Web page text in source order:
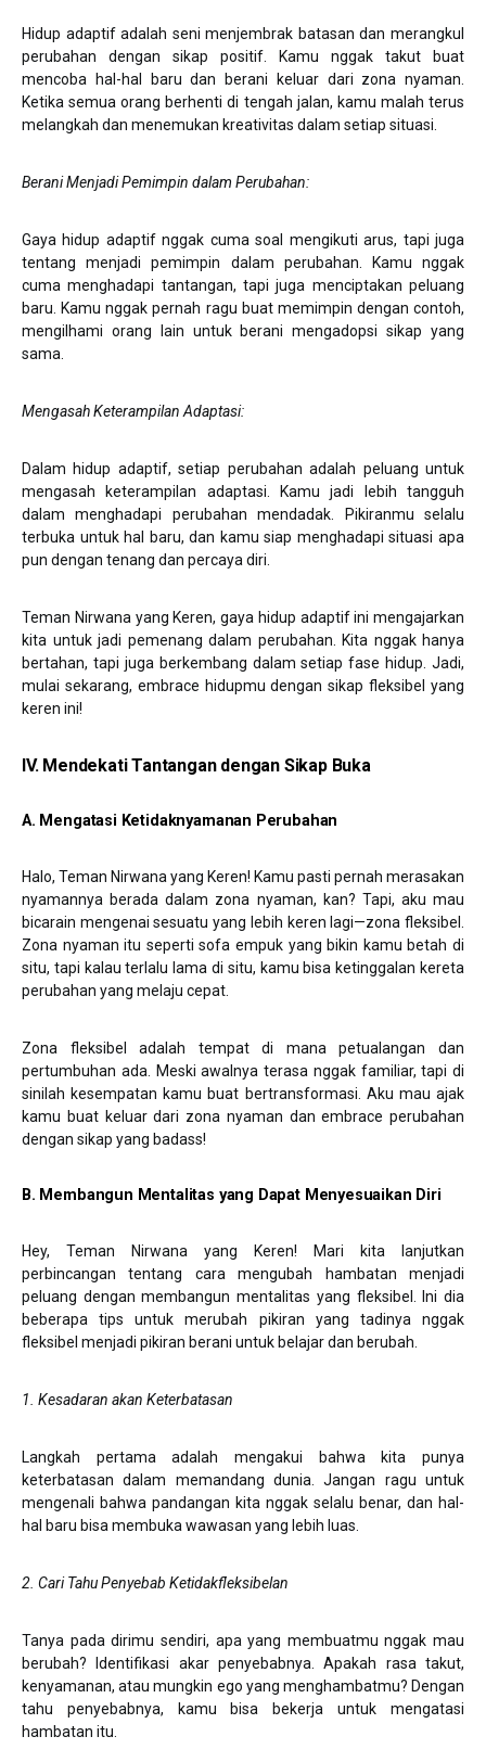
Hidup adaptif adalah seni menjembrak batasan dan merangkul
perubahan dengan sikap positif. Kamu nggak takut buat
mencoba hal-hal baru dan berani keluar dari zona nyaman.
Ketika semua orang berhenti di tengah jalan, kamu malah terus
melangkah dan menemukan kreativitas dalam setiap situasi.
Berani Menjadi Pemimpin dalam Perubahan:
Gaya hidup adaptif nggak cuma soal mengikuti arus, tapi juga
tentang menjadi pemimpin dalam perubahan. Kamu nggak
cuma menghadapi tantangan, tapi juga menciptakan peluang
baru. Kamu nggak pernah ragu buat memimpin dengan contoh,
mengilhami orang lain untuk berani mengadopsi sikap yang
sama.
Mengasah Keterampilan Adaptasi:
Dalam hidup adaptif, setiap perubahan adalah peluang untuk
mengasah keterampilan adaptasi. Kamu jadi lebih tangguh
dalam menghadapi perubahan mendadak. Pikiranmu selalu
terbuka untuk hal baru, dan kamu siap menghadapi situasi apa
pun dengan tenang dan percaya diri.
Teman Nirwana yang Keren, gaya hidup adaptif ini mengajarkan
kita untuk jadi pemenang dalam perubahan. Kita nggak hanya
bertahan, tapi juga berkembang dalam setiap fase hidup. Jadi,
mulai sekarang, embrace hidupmu dengan sikap fleksibel yang
keren ini!
IV. Mendekati Tantangan dengan Sikap Buka
A. Mengatasi Ketidaknyamanan Perubahan
Halo, Teman Nirwana yang Keren! Kamu pasti pernah merasakan
nyamannya berada dalam zona nyaman, kan? Tapi, aku mau
bicarain mengenai sesuatu yang lebih keren lagi—zona fleksibel.
Zona nyaman itu seperti sofa empuk yang bikin kamu betah di
situ, tapi kalau terlalu lama di situ, kamu bisa ketinggalan kereta
perubahan yang melaju cepat.
Zona fleksibel adalah tempat di mana petualangan dan
pertumbuhan ada. Meski awalnya terasa nggak familiar, tapi di
sinilah kesempatan kamu buat bertransformasi. Aku mau ajak
kamu buat keluar dari zona nyaman dan embrace perubahan
dengan sikap yang badass!
B. Membangun Mentalitas yang Dapat Menyesuaikan Diri
Hey, Teman Nirwana yang Keren! Mari kita lanjutkan
perbincangan tentang cara mengubah hambatan menjadi
peluang dengan membangun mentalitas yang fleksibel. Ini dia
beberapa tips untuk merubah pikiran yang tadinya nggak
fleksibel menjadi pikiran berani untuk belajar dan berubah.
1. Kesadaran akan Keterbatasan
Langkah pertama adalah mengakui bahwa kita punya
keterbatasan dalam memandang dunia. Jangan ragu untuk
mengenali bahwa pandangan kita nggak selalu benar, dan hal-
hal baru bisa membuka wawasan yang lebih luas.
2. Cari Tahu Penyebab Ketidakfleksibelan
Tanya pada dirimu sendiri, apa yang membuatmu nggak mau
berubah? Identifikasi akar penyebabnya. Apakah rasa takut,
kenyamanan, atau mungkin ego yang menghambatmu? Dengan
tahu penyebabnya, kamu bisa bekerja untuk mengatasi
hambatan itu.